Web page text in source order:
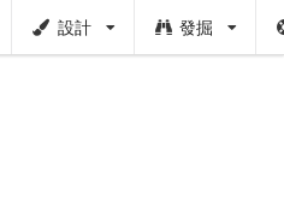
設計 發掘